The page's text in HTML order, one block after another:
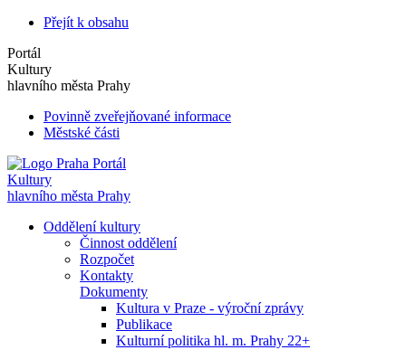
Přejít k obsahu
Portál
Kultury
hlavního města Prahy
Povinně zveřejňované informace
Městské části
Portál
Kultury
hlavního města Prahy
Oddělení kultury
Činnost oddělení
Rozpočet
Kontakty
Dokumenty
Kultura v Praze - výroční zprávy
Publikace
Kulturní politika hl. m. Prahy 22+